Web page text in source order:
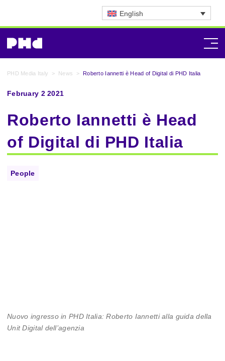
English
PHD Media Italy > News > Roberto Iannetti è Head of Digital di PHD Italia
February 2 2021
Roberto Iannetti è Head
of Digital di PHD Italia
People
Nuovo ingresso in PHD Italia: Roberto Iannetti alla guida della
Unit Digital dell’agenzia